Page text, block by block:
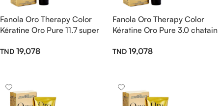
Fanola Oro Therapy Color
Kératine Oro Pure 11.7 super
19,078
Fanola Oro Therapy Color
Kératine Oro Pure 3.0 chatain
19,078